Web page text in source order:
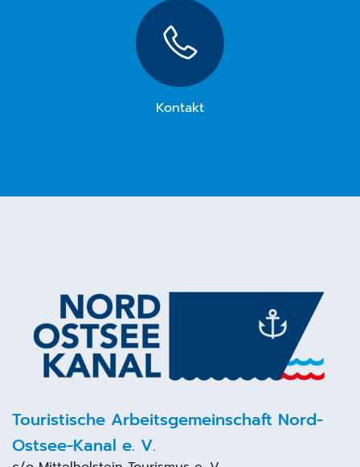
Kontakt
Touristische Arbeitsgemeinschaft Nord-
Ostsee-Kanal e. V.